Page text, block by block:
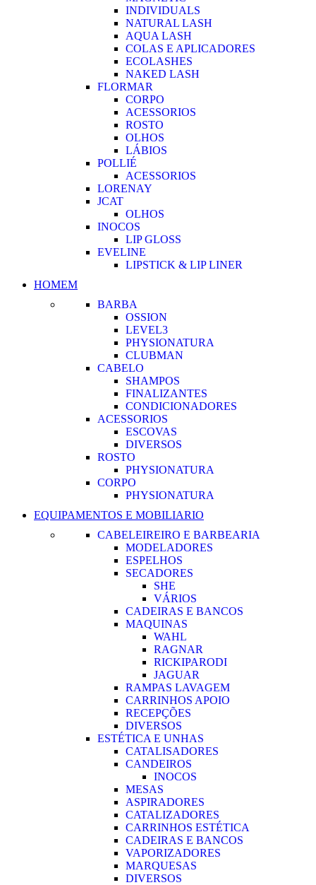
INDIVIDUALS
NATURAL LASH
AQUA LASH
COLAS E APLICADORES
ECOLASHES
NAKED LASH
FLORMAR
CORPO
ACESSORIOS
ROSTO
OLHOS
LÁBIOS
POLLIÉ
ACESSORIOS
LORENAY
JCAT
OLHOS
INOCOS
LIP GLOSS
EVELINE
LIPSTICK & LIP LINER
HOMEM
BARBA
OSSION
LEVEL3
PHYSIONATURA
CLUBMAN
CABELO
SHAMPOS
FINALIZANTES
CONDICIONADORES
ACESSORIOS
ESCOVAS
DIVERSOS
ROSTO
PHYSIONATURA
CORPO
PHYSIONATURA
EQUIPAMENTOS E MOBILIARIO
CABELEIREIRO E BARBEARIA
MODELADORES
ESPELHOS
SECADORES
SHE
VÁRIOS
CADEIRAS E BANCOS
MAQUINAS
WAHL
RAGNAR
RICKIPARODI
JAGUAR
RAMPAS LAVAGEM
CARRINHOS APOIO
RECEPÇÕES
DIVERSOS
ESTÉTICA E UNHAS
CATALISADORES
CANDEIROS
INOCOS
MESAS
ASPIRADORES
CATALIZADORES
CARRINHOS ESTÉTICA
CADEIRAS E BANCOS
VAPORIZADORES
MARQUESAS
DIVERSOS